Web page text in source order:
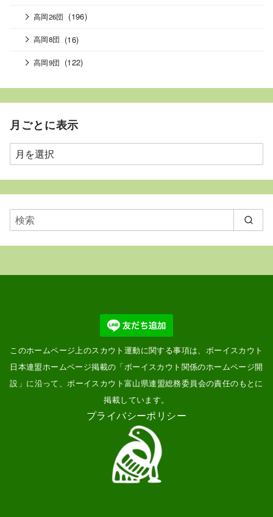
高岡26団 (196)
高岡8団 (16)
高岡9団 (122)
月ごとに表示
月
ご
と
表
示
このホームページ上のスカウト運動に関する事項は、ボーイスカウト
日本連盟ホームページ掲載の「ボーイスカウト関係のホームページ開
設 」に沿って、ボーイスカウト富山県連盟総務委員会の責任のもとに
掲載しています。
プライバシーポリシー